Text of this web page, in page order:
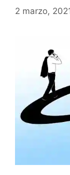
2 marzo,